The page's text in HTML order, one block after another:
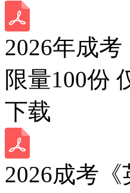
2026年成
限量100份
下载
2026成考